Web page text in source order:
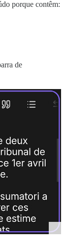
porque contêm:
de